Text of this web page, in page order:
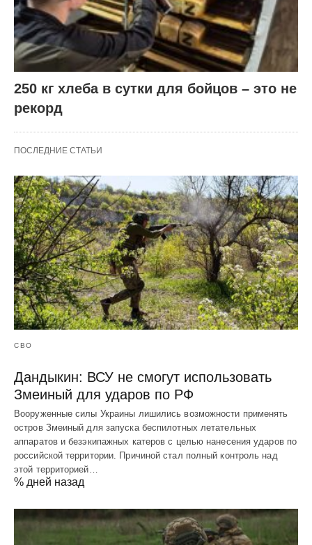
250 кг хлеба в сутки для бойцов – это не
рекорд
ПОСЛЕДНИЕ СТАТЬИ
СВО
Дандыкин: ВСУ не смогут использовать
Змеиный для ударов по РФ
Вооруженные силы Украины лишились возможности применять
остров Змеиный для запуска беспилотных летательных
аппаратов и безэкипажных катеров с целью нанесения ударов по
российской территории. Причиной стал полный контроль над
этой территорией…
% дней назад